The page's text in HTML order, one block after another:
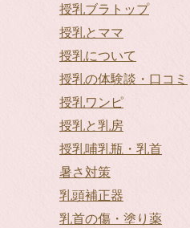
授乳ブラトップ
授乳とママ
授乳について
授乳の体験談・口コミ
授乳ワンピ
授乳と乳房
授乳哺乳瓶・乳首
暑さ対策
乳頭補正器
乳首の傷・塗り薬